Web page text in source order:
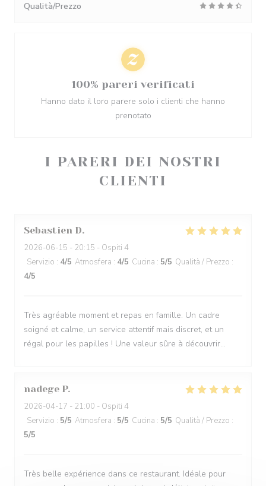
I PARERI DEI NOSTRI
CLIENTI
Sebastien D
2026-06-15 - 20:15 - Ospiti 4
Servizio : 4/5 Atmosfera : 4/5 Cucina : 5/5 Qualità / Prezzo :
4/5
Très agréable moment et repas en famille. Un cadre
soigné et calme, un service attentif mais discret, et un
régal pour les papilles ! Une valeur sûre à découvrir...
nadege P
2026-04-17 - 21:00 - Ospiti 4
Servizio : 5/5 Atmosfera : 5/5 Cucina : 5/5 Qualità / Prezzo :
5/5
Très belle expérience dans ce restaurant. Idéale pour
Qualità/Prezzo
100% pareri verificati
Hanno dato il loro parere solo i clienti che hanno
prenotato